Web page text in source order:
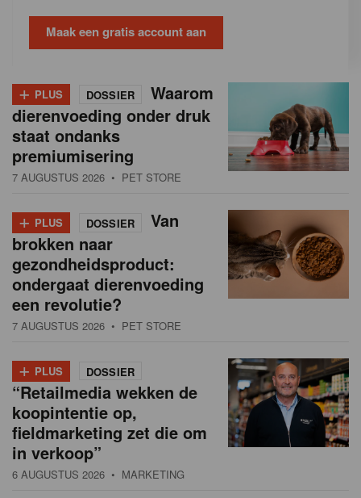
Maak een gratis account aan
+ PLUS DOSSIER
Waarom
dierenvoeding onder druk
staat ondanks
premiumisering
7 AUGUSTUS 2026 • PET STORE
+ PLUS DOSSIER
Van
brokken naar
gezondheidsproduct:
ondergaat dierenvoeding
een revolutie?
7 AUGUSTUS 2026 • PET STORE
+ PLUS DOSSIER
“Retailmedia wekken de
koopintentie op,
fieldmarketing zet die om
in verkoop”
6 AUGUSTUS 2026 • MARKETING